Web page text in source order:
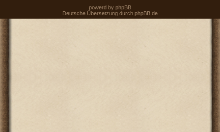
powerd by phpBB
Deutsche Übersetzung durch phpBB.de